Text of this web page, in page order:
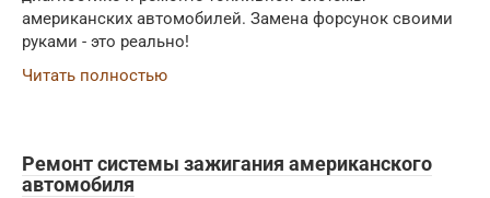
американских автомобилей. Замена форсунок своими
руками - это реально!
Читать полностью
Ремонт системы зажигания американского
автомобиля